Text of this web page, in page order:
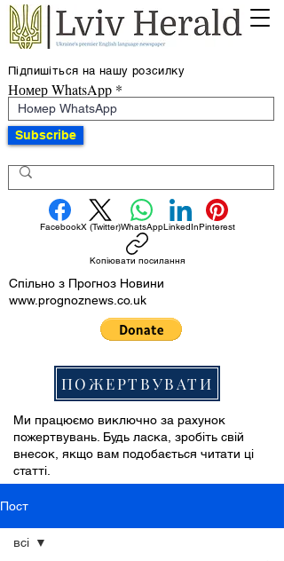
Підпишіться на нашу розсилку
Номер WhatsApp
Subscribe
FacebookX (Twitter)WhatsAppLinkedInPinterest
Копіювати посилання
Спільно з Прогноз Новини
www.prognoznews.co.uk
ПОЖЕРТВУВАТИ
Ми працюємо виключно за рахунок
пожертвувань. Будь ласка, зробіть свій
внесок, якщо вам подобається читати ці
статті.
Пост
всі